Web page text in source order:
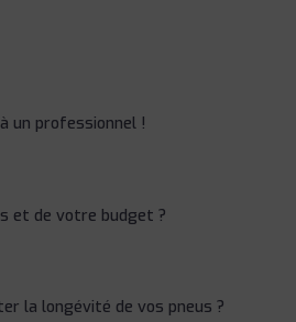
un professionnel !
et de votre budget ?
la longévité de vos pneus ?